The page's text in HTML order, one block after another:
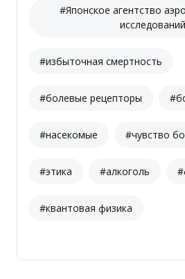
#Японское агентство
исследований
#избыточная смертность
#болевые рецепторы
#насекомые #чувство
#этика #алкоголь
#квантовая физика